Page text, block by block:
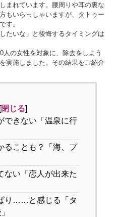
まれています。腰周りや耳の裏な
もいらっしゃいますが、タトゥー
す。
たいな」と後悔するタイミングは
の女性を対象に、除去をしよう
実施しました。その結果をご紹介
[閉じる]
きない「温泉に行
ことも？「海、プ
い「恋人が出来た
り……と感じる「タ